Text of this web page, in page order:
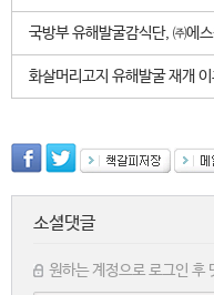
국방부 유해발굴감식단, ㈜에
화살머리고지 유해발굴 재개
소셜댓글
원하는 계정으로 로그인 후